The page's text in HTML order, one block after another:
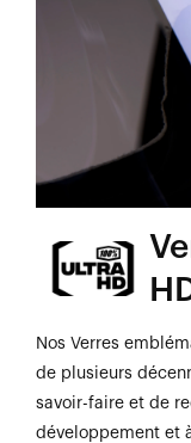
Nos Verres
de plusieurs
savoir-faire et de
développement et